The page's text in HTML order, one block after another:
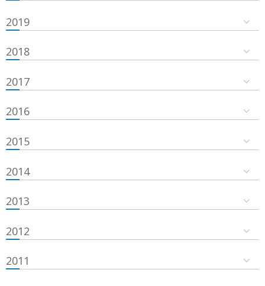
2019
2018
2017
2016
2015
2014
2013
2012
2011